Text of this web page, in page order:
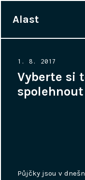
Alast
Posted
on
1. 8. 2017
Vyberte si
spolehnout
Půjčky jsou v